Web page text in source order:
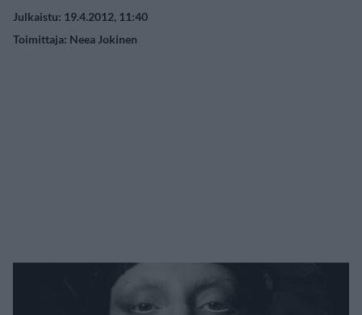
Julkaistu: 19.4.2012, 11:40
Toimittaja: Neea Jokinen